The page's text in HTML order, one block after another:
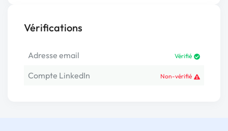
Vérifications
Adresse email Vérifié
Compte LinkedIn Non-vérifié